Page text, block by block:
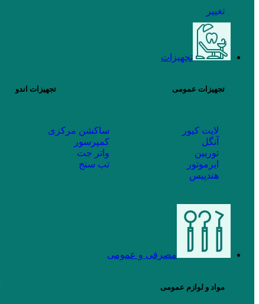
تغییر
تجهیزات
تجهیزات عمومی تجهیزات اندو
لایت کیور
آنگل
توربین
ایرموتور
هندپیس
ساکشن مرکزی
کمپرسور
واتر جت
تب سنج
مصرفی و عمومی
مواد و لوازم عمومی